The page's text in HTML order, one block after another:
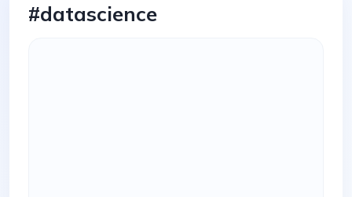
#datascience